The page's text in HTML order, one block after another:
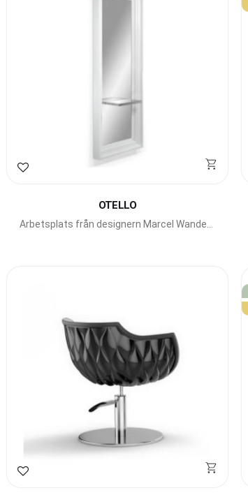
Lägg till i favoriter
OTELLO
Arbetsplats från designern Marcel Wanders
Lägg till i favoriter